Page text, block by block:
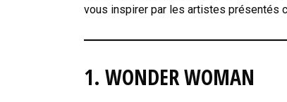
vous inspirer par les artistes présentés
1. WONDER WOMAN